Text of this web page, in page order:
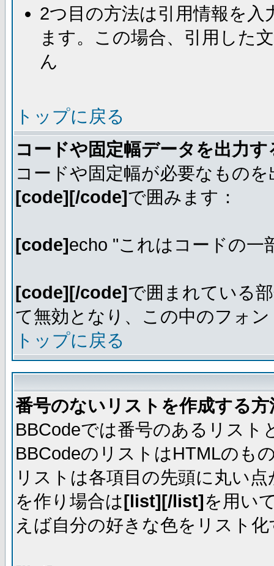
2つ目の方法は引用情報を入
ます。この場合、引用した
ん
トップに戻る
コードや固定幅データを出力す
コードや固定幅が必要なもの
[code][/code]で囲みます：
[code]echo "これはコードの一
[code][/code]で囲まれている
て無効となり、この中のフォ
トップに戻る
番号のないリストを作成する方
BBCodeでは番号のあるリス
BBCodeのリストはHTMLのも
リストは各項目の先頭に丸い
を作り場合は[list][/list]を用い
えば自分の好きな色をリスト